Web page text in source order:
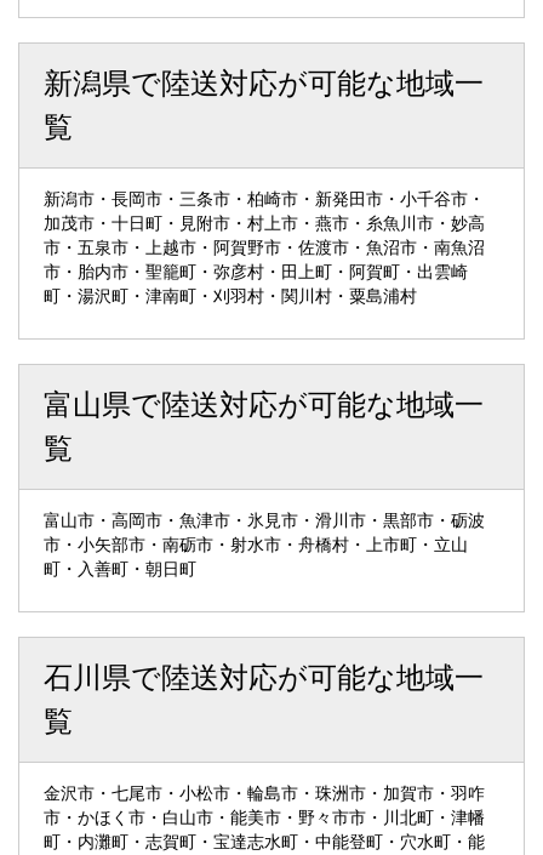
新潟県で陸送対応が可能な地域一
覧
新潟市・長岡市・三条市・柏崎市・新発田市・小千谷市・
加茂市・十日町・見附市・村上市・燕市・糸魚川市・妙高
市・五泉市・上越市・阿賀野市・佐渡市・魚沼市・南魚沼
市・胎内市・聖籠町・弥彦村・田上町・阿賀町・出雲崎
町・湯沢町・津南町・刈羽村・関川村・粟島浦村
富山県で陸送対応が可能な地域一
覧
富山市・高岡市・魚津市・氷見市・滑川市・黒部市・砺波
市・小矢部市・南砺市・射水市・舟橋村・上市町・立山
町・入善町・朝日町
石川県で陸送対応が可能な地域一
覧
金沢市・七尾市・小松市・輪島市・珠洲市・加賀市・羽咋
市・かほく市・白山市・能美市・野々市市・川北町・津幡
町・内灘町・志賀町・宝達志水町・中能登町・穴水町・能